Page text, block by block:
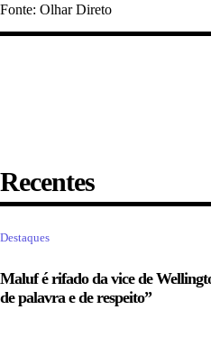
Fonte: Olhar Direto
Recentes
Destaques
Maluf é rifado da vice de
de palavra e de respeito”